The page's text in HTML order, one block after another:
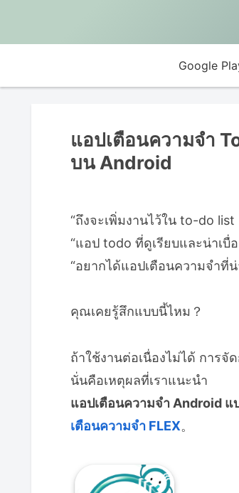
Google
แอปเตือนความจำ
บน Android
“ถึงจะเพิ่มงานไว้ใน to-do
“แอป todo ที่ดูเรียบและน่าเบื่
“อยากได้แอปเตือนความจำที่
คุณเคยรู้สึกแบบนี้ไหม？
ถ้าใช้งานต่อเนื่องไม่ได้ การ
นั่นคือเหตุผลที่เราแนะนำ
แอปเตือนความจำ Android
เตือนความจำ FLEX。